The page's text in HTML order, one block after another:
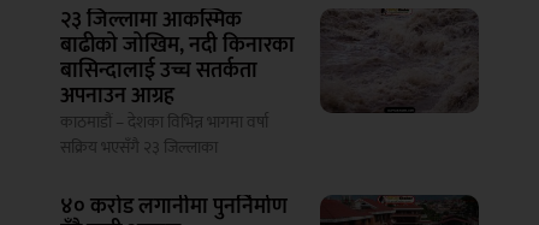
२३ जिल्लामा आकस्मिक
बाढीको जोखिम, नदी किनारका
बासिन्दालाई उच्च सतर्कता
अपनाउन आग्रह
काठमाडौं – देशका विभिन्न भागमा वर्षा
सक्रिय भएसँगै २३ जिल्लाका
४० करोड लगानीमा पुनर्निर्माण